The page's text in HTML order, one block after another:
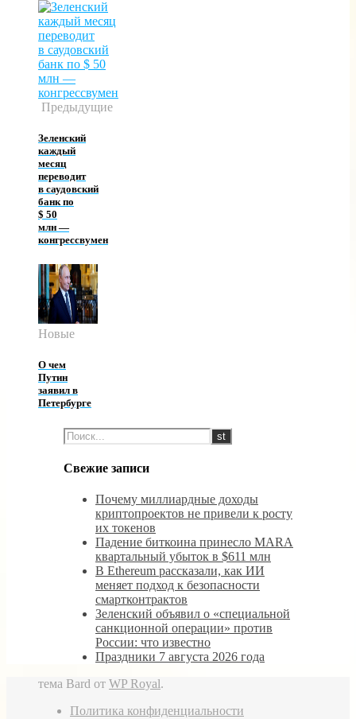
Предыдущие
Зеленский
каждый
месяц
переводит
в саудовский
банк по
$ 50
млн —
конгрессвумен
Новые
О чем
Путин
заявил в
Петербурге
Свежие записи
Почему миллиардные доходы
криптопроектов не привели к росту
их токенов
Падение биткоина принесло MARA
квартальный убыток в $611 млн
В Ethereum рассказали, как ИИ
меняет подход к безопасности
смартконтрактов
Зеленский объявил о «специальной
санкционной операции» против
России: что известно
Праздники 7 августа 2026 года
тема Bard от WP Royal.
Политика конфиденциальности